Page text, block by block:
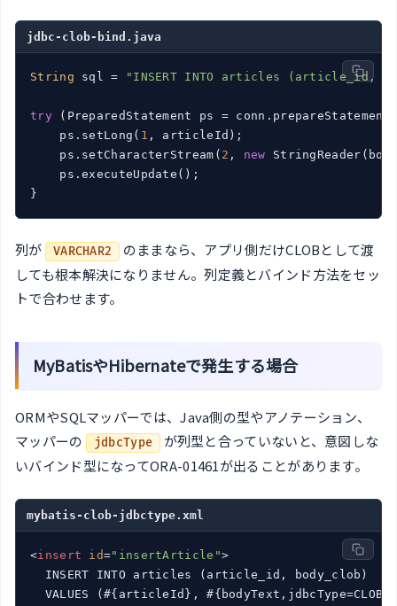
jdbc-clob-bind.java
String sql = "INSERT INTO articles (article_id,
try (PreparedStatement ps =
    ps.setLong(
1 , articleId);
    ps.setCharacterStream(
2 , new
    ps.executeUpdate();
}
列が VARCHAR2
のままなら、アプリ側だけCLOBとして渡
しても根本解決になりません。列定義とバインド方法をセッ
トで合わせます。
MyBatisやHibernateで発生する場合
ORMやSQLマッパーでは、Java側の型やアノテーション、
マッパーの
jdbcType
が列型と合っていないと、意図しな
いバインド型になってORA-01461が出ることがあります。
mybatis-clob-jdbctype.xml
<insert id="insertArticle">
  INSERT INTO articles (article_id, body_clob)